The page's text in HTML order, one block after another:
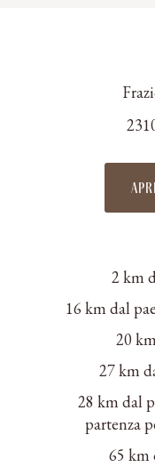
2 km
16 km dal
20
27 km
28 km dal
partenza
65 km